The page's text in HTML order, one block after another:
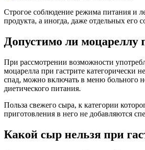
Строгое соблюдение режима питания и
продукта, а иногда, даже отдельных его
Допустимо ли моцареллу
При рассмотрении возможности
моцарелла при гастрите категорически
спад, можно включать в меню больного
диетического питания.
Польза свежего сыра, к категории
приготовления в него не добавляются
Какой сыр нельзя при